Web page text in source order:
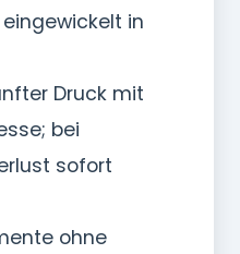
in
Druck mit
bei
sofort
ohne